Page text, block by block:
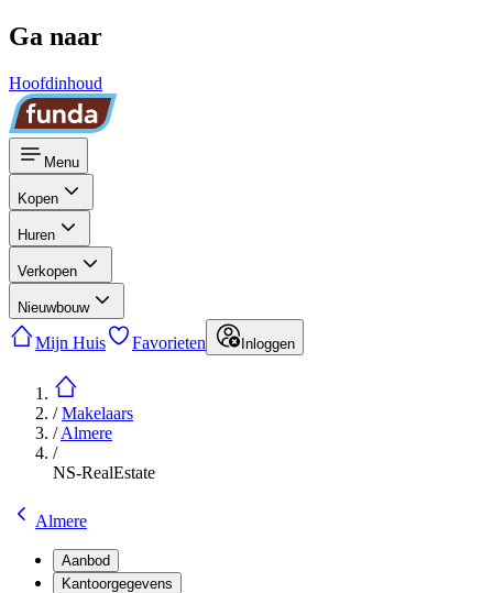
Ga naar
Hoofdinhoud
Menu
Kopen
Huren
Verkopen
Nieuwbouw
Mijn Huis Favorieten Inloggen
/Makelaars
/Almere
/
NS-RealEstate
Almere
Aanbod
Kantoorgegevens